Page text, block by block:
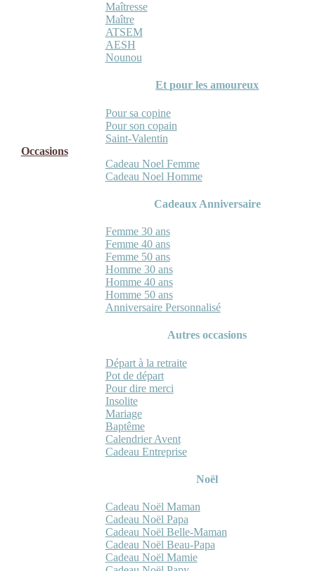
Maîtresse
Maître
ATSEM
AESH
Nounou
Et pour les amoureux
Pour sa copine
Pour son copain
Saint-Valentin
Occasions
Cadeau Noel Femme
Cadeau Noel Homme
Cadeaux Anniversaire
Femme 30 ans
Femme 40 ans
Femme 50 ans
Homme 30 ans
Homme 40 ans
Homme 50 ans
Anniversaire Personnalisé
Autres occasions
Départ à la retraite
Pot de départ
Pour dire merci
Insolite
Mariage
Baptême
Calendrier Avent
Cadeau Entreprise
Noël
Cadeau Noël Maman
Cadeau Noël Papa
Cadeau Noël Belle-Maman
Cadeau Noël Beau-Papa
Cadeau Noël Mamie